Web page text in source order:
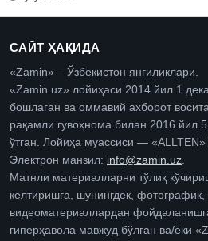
САЙТ ҲАҚИДА
«Zamin» – Ўзбекистон янгиликлари.
«Zamin.uz» лойиҳаси 2014 йил 1
бошлаган ва оммавий ахборот
рақамли гувоҳнома билан 2016 йил
ўтган. Лойиҳа муассиси —
Электрон манзил: info@zamin.uz.
Матнли материалларни тўлиқ
келтиришга, шунингдек,
видеоматериаллардан
гиперҳавола мавжуд бўлган ва/ёки